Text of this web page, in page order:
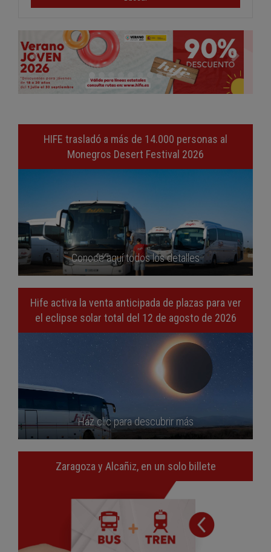
HIFE trasladó a más de 14.000 personas al
Monegros Desert Festival 2026
Conoce aquí todos los detalles
Hife activa la venta anticipada de plazas para ver
el eclipse solar total del 12 de agosto de 2026
Haz clic para descubrir más
Zaragoza y Alcañiz, en un solo billete